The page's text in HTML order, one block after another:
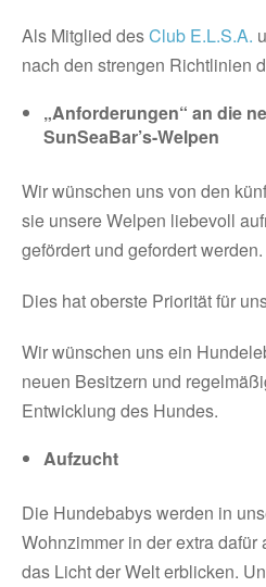
Als Mitglied desClub E.L.S.A.
nach den strengen Richtlinien
„Anforderungen“ an die
SunSeaBar’s-Welpen
Wir wünschen uns von den
sie unsere Welpen liebevoll
gefördert und gefordert werden.
Dies hat oberste Priorität für
Wir wünschen uns ein
neuen Besitzern und
Entwicklung des Hundes.
Aufzucht
Die Hundebabys werden in
Wohnzimmer in der extra dafür
das Licht der Welt erblicken.